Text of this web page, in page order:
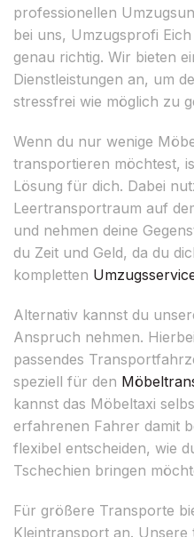
professionellen
bei uns, Umzugsprofi
genau richtig. Wir bieten
Dienstleistungen an, um
stressfrei wie möglich zu
Wenn du nur wenige
transportieren möchtest,
Lösung für dich. Dabei
Leertransportraum auf
und nehmen deine
du Zeit und Geld, da du
kompletten
Alternativ kannst du
Anspruch nehmen.
passendes
speziell für den
kannst das Möbeltaxi
erfahrenen Fahrer damit
flexibel entscheiden, wie
Tschechien bringen
Für größere Transporte
Kleintransport an.